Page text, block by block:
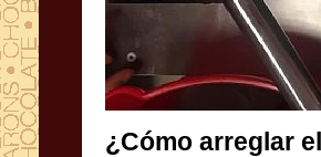
¿Cómo arreglar
¡Kleego es la